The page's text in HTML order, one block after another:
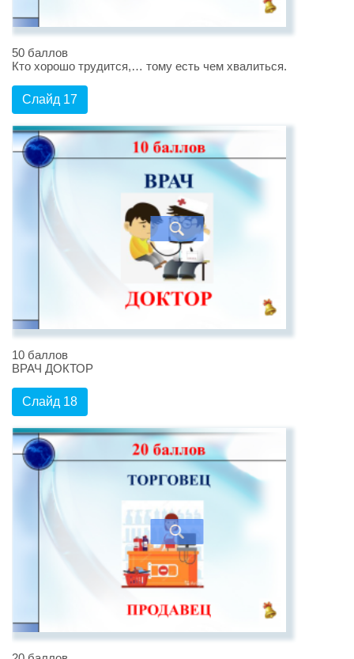
50 баллов
Кто хорошо трудится,… тому есть чем хвалиться.
Слайд 17
10 баллов
ВРАЧ ДОКТОР
Слайд 18